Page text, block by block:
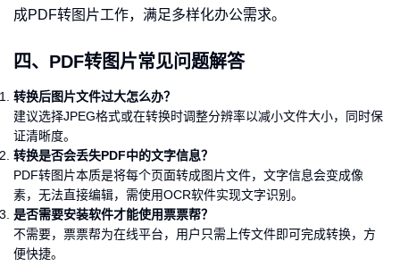
成PDF转图片工作，满足多样化办公需求。
四、PDF转图片常见问题解答
转换后图片文件过大怎么办？
建议选择JPEG格式或在转换时调整分辨率以减小文件大小，同时保
证清晰度。
转换是否会丢失PDF中的文字信息？
PDF转图片本质是将每个页面转成图片文件，文字信息会变成像
素，无法直接编辑，需使用OCR软件实现文字识别。
是否需要安装软件才能使用票票帮？
不需要，票票帮为在线平台，用户只需上传文件即可完成转换，方
便快捷。